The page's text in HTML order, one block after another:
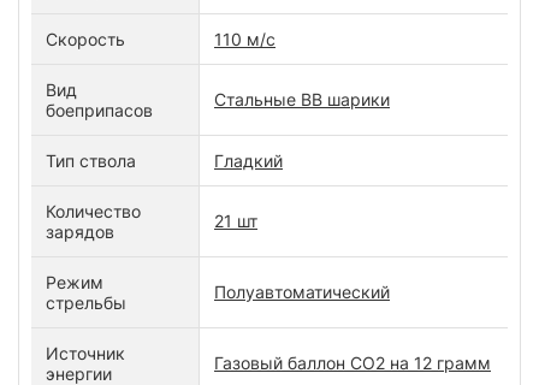
Скорость 110 м/с
Вид
боеприпасов
Стальные BB шарики
Тип ствола Гладкий
Количество
зарядов
21 шт
Режим
стрельбы
Полуавтоматический
Источник
энергии
Газовый баллон CO2 на 12 грамм